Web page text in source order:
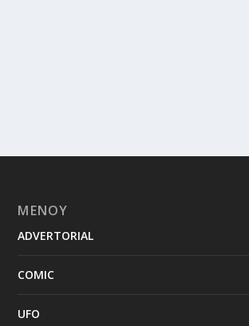
ΜΕΝΟΥ
ADVERTORIAL
COMIC
UFO